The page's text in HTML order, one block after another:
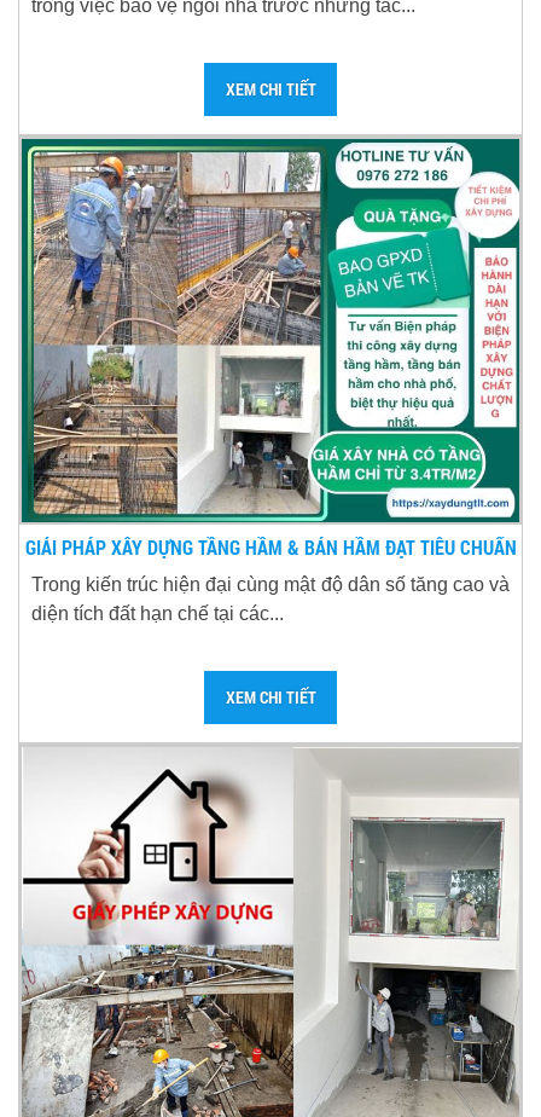
trong việc bảo vệ ngôi nhà trước những tác...
XEM CHI TIẾT
GIẢI PHÁP XÂY DỰNG TẦNG HẦM & BÁN HẦM ĐẠT TIÊU CHUẨN
Trong kiến trúc hiện đại cùng mật độ dân số tăng cao và
diện tích đất hạn chế tại các...
XEM CHI TIẾT